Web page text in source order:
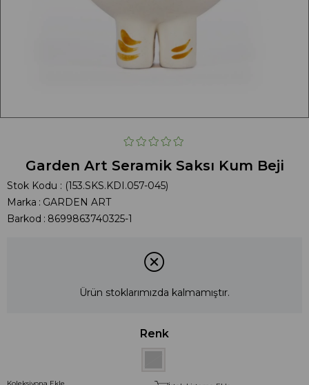
Garden Art Seramik Saksı Kum Beji
Stok Kodu
(153.SKS.KDI.057-045)
Marka : GARDEN ART
Barkod : 8699863740325-1
Ürün stoklarımızda kalmamıştır.
Renk